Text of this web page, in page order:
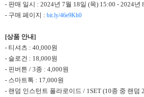
- 판매 일시 : 2024년 7월 18일 (목) 15:00 - 2024년
- 구매 페이지 : bit.ly/46e9Kh0
[상품 안내]
- 티셔츠 : 40,000원
- 슬로건 : 18,000원
- 핀버튼 / 3종 : 4,000원
- 스마트톡 : 17,000원
- 랜덤 인스턴트 폴라로이드 / 1SET (10종 중 랜덤